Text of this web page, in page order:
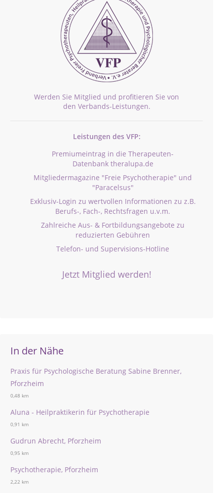
Werden Sie Mitglied und profitieren Sie von
den Verbands-Leistungen.
Leistungen des VFP:
Premiumeintrag in die Therapeuten-
Datenbank theralupa.de
Mitgliedermagazine "Freie Psychotherapie" und
"Paracelsus"
Exklusiv-Login zu wertvollen Informationen zu z.B.
Berufs-, Fach-, Rechtsfragen u.v.m.
Zahlreiche Aus- & Fortbildungsangebote zu
reduzierten Gebühren
Telefon- und Supervisions-Hotline
Jetzt Mitglied werden!
In der Nähe
Praxis für Psychologische Beratung Sabine Brenner,
Pforzheim
0,48 km
Aluna - Heilpraktikerin für Psychotherapie
0,91 km
Gudrun Abrecht, Pforzheim
0,95 km
Psychotherapie, Pforzheim
2,22 km